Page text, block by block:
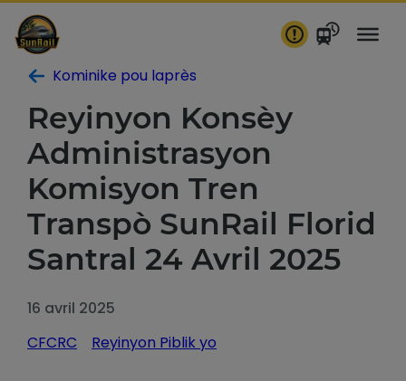
Ale
nan
kontni
Kominike pou laprès
Reyinyon Konsèy
Administrasyon
Komisyon Tren
Transpò SunRail Florid
Santral 24 Avril 2025
16 avril 2025
CFCRC
Reyinyon Piblik yo